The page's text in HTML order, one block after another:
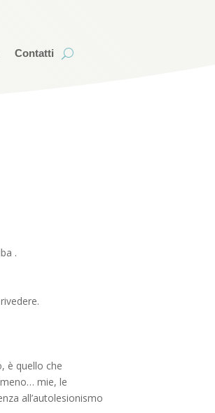
Contatti
.
è quello che
mie, le
all’autolesionismo